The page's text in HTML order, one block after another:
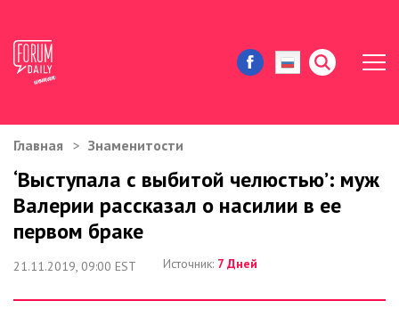
ИММИГРАЦИЯ В США
ЗНАМЕНИТОСТИ
Главная Знаменитости
‘Выступала с выбитой челюстью’: муж
Валерии рассказал о насилии в ее
первом браке
21.11.2019, 09:00 EST Источник: 7 Дней